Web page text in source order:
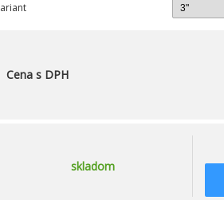
Cena s DPH
skladom